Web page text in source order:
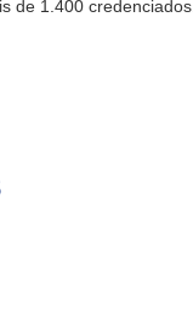
de 1.400 credenciados.